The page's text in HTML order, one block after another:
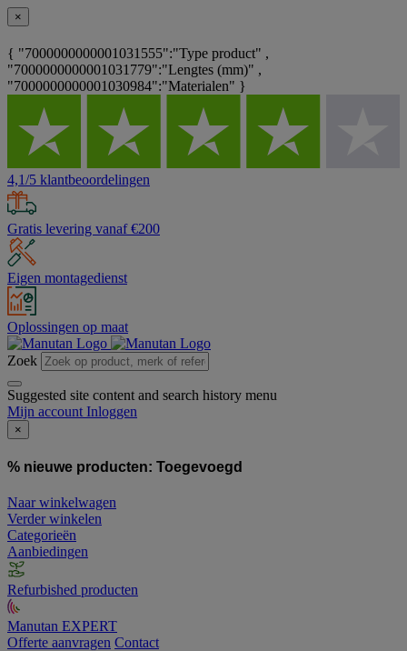
×
{ "7000000000001031555":"Type product" ,
"7000000000001031779":"Lengtes (mm)" ,
"7000000000001030984":"Materialen" }
4,1/5 klantbeoordelingen
Gratis levering vanaf €200
Eigen montagedienst
Oplossingen op maat
Zoek
Suggested site content and search history menu
Mijn account Inloggen
×
% nieuwe producten: Toegevoegd
Naar winkelwagen
Verder winkelen
Categorieën
Aanbiedingen
Refurbished producten
Manutan EXPERT
Offerte aanvragen Contact